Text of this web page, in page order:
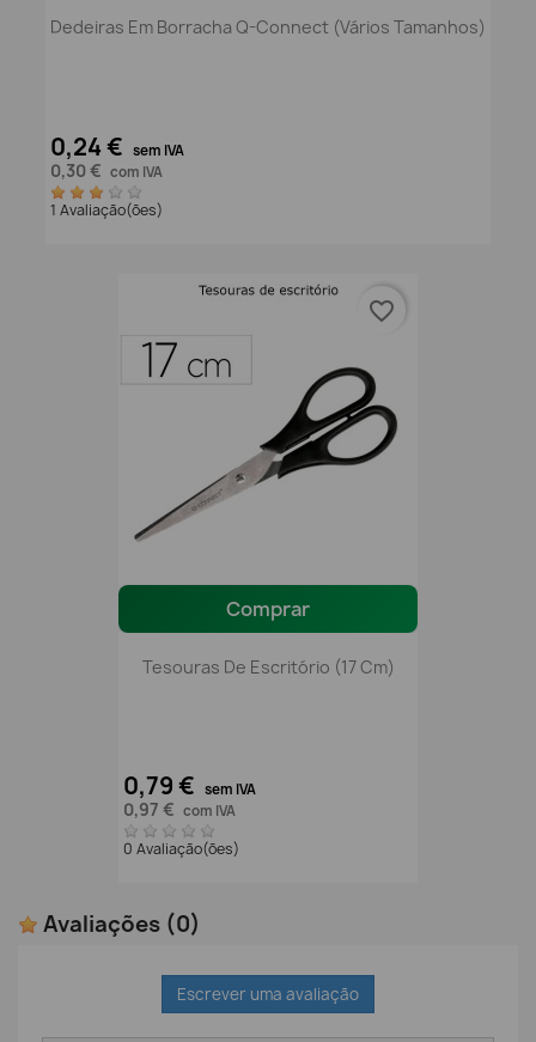
Dedeiras Em Borracha Q-Connect (Vários Tamanhos)
0,24 € sem IVA
0,30 € com IVA
1 Avaliação(ões)
Comprar
Tesouras De Escritório (17 Cm)
0,79 € sem IVA
0,97 € com IVA
0 Avaliação(ões)
favorite_border
Avaliações (0)
Escrever uma avaliação